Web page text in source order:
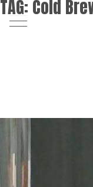
TAG: Cold